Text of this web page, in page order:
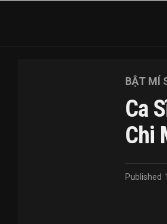
BẬT MÍ
Ca
Chi
Published